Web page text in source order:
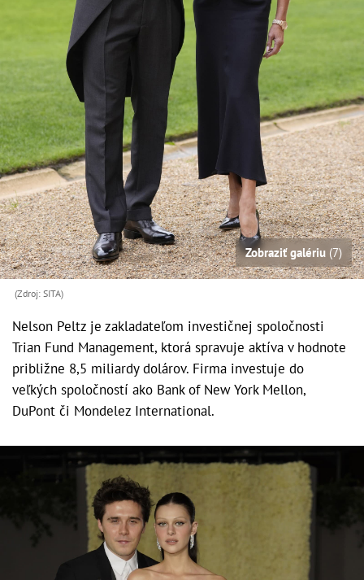
Zobraziť galériu (7)
(Zdroj: SITA)
Nelson Peltz je zakladateľom investičnej spoločnosti
Trian Fund Management, ktorá spravuje aktíva v hodnote
približne 8,5 miliardy dolárov. Firma investuje do
veľkých spoločností ako Bank of New York Mellon,
DuPont či Mondelez International.